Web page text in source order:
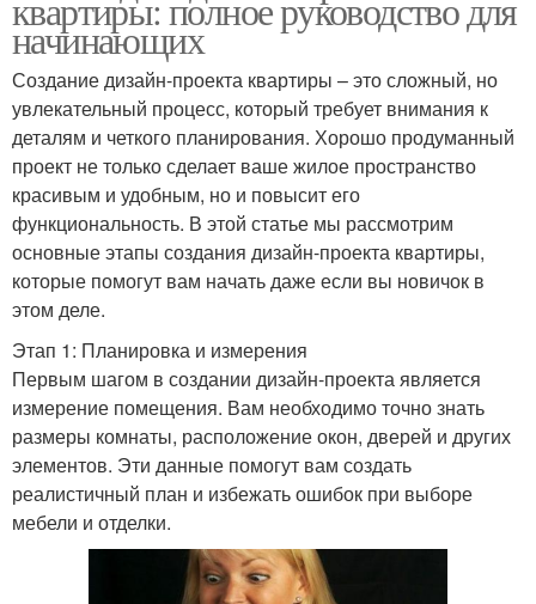
начинающих
Создание дизайн-проекта квартиры – это сложный, но
увлекательный процесс, который требует внимания к
деталям и четкого планирования. Хорошо продуманный
проект не только сделает ваше жилое пространство
красивым и удобным, но и повысит его
функциональность. В этой статье мы рассмотрим
основные этапы создания дизайн-проекта квартиры,
которые помогут вам начать даже если вы новичок в
этом деле.
Этап 1: Планировка и измерения
Первым шагом в создании дизайн-проекта является
измерение помещения. Вам необходимо точно знать
размеры комнаты, расположение окон, дверей и других
элементов. Эти данные помогут вам создать
реалистичный план и избежать ошибок при выборе
мебели и отделки.